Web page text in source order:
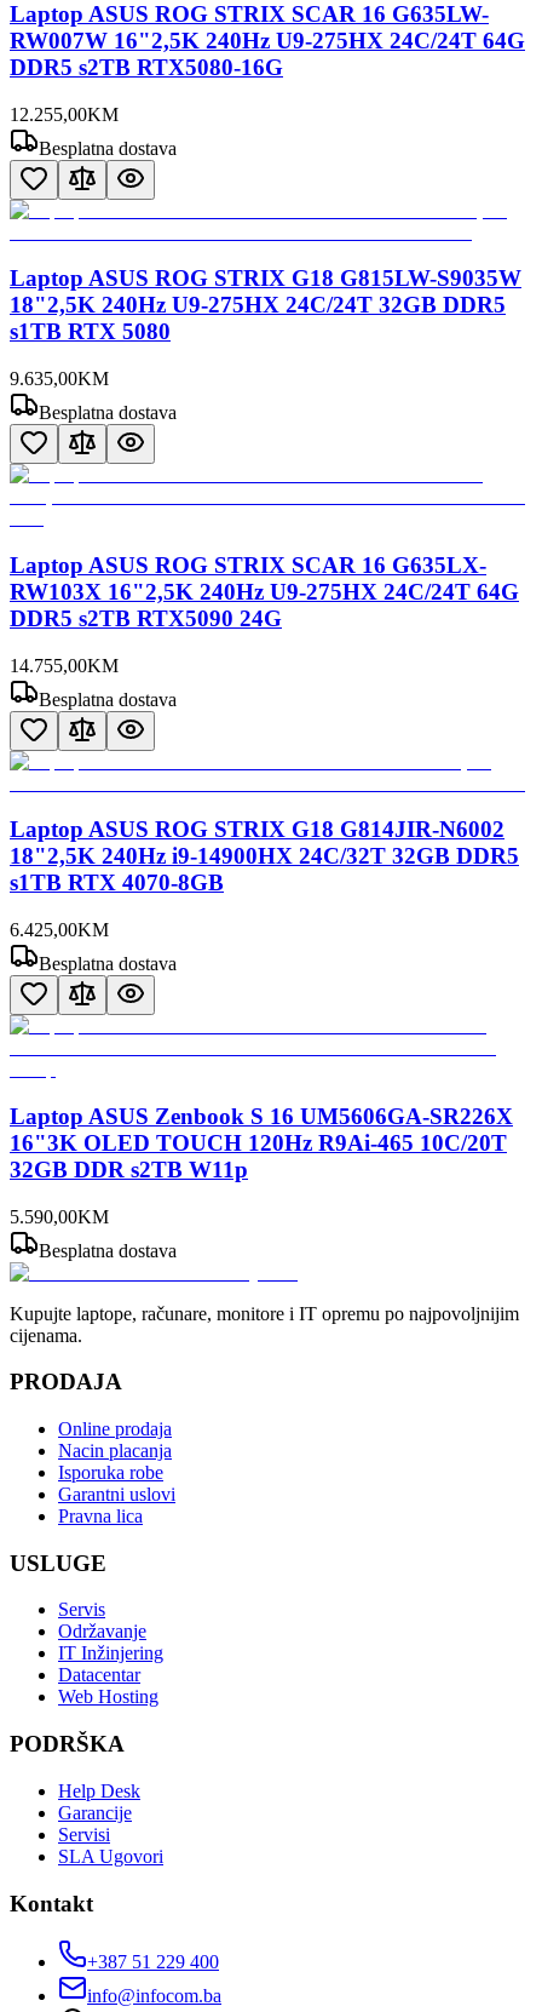
Laptop ASUS ROG STRIX SCAR 16 G635LW-
RW007W 16"2,5K 240Hz U9-275HX 24C/24T 64G
DDR5 s2TB RTX5080-16G
12.255,00KM
Besplatna dostava
Laptop ASUS ROG STRIX G18 G815LW-S9035W
18"2,5K 240Hz U9-275HX 24C/24T 32GB DDR5
s1TB RTX 5080
9.635,00KM
Besplatna dostava
Laptop ASUS ROG STRIX SCAR 16 G635LX-
RW103X 16"2,5K 240Hz U9-275HX 24C/24T 64G
DDR5 s2TB RTX5090 24G
14.755,00KM
Besplatna dostava
Laptop ASUS ROG STRIX G18 G814JIR-N6002
18"2,5K 240Hz i9-14900HX 24C/32T 32GB DDR5
s1TB RTX 4070-8GB
6.425,00KM
Besplatna dostava
Laptop ASUS Zenbook S 16 UM5606GA-SR226X
16"3K OLED TOUCH 120Hz R9Ai-465 10C/20T
32GB DDR s2TB W11p
5.590,00KM
Besplatna dostava
Kupujte laptope, računare, monitore i IT opremu po najpovoljnijim
cijenama.
PRODAJA
Online prodaja
Nacin placanja
Isporuka robe
Garantni uslovi
Pravna lica
USLUGE
Servis
Održavanje
IT Inžinjering
Datacentar
Web Hosting
PODRŠKA
Help Desk
Garancije
Servisi
SLA Ugovori
Kontakt
+387 51 229 400
info@infocom.ba